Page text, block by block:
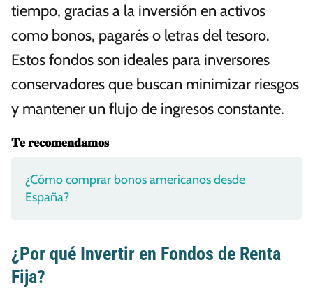
tiempo, gracias a la inversión en activos
como bonos, pagarés o letras del tesoro.
Estos fondos son ideales para inversores
conservadores que buscan minimizar riesgos
y mantener un flujo de ingresos constante.
𝐓𝐞 𝐫𝐞𝐜𝐨𝐦𝐞𝐧𝐝𝐚𝐦𝐨𝐬
¿Cómo comprar bonos americanos desde
España?
¿Por qué Invertir en Fondos de Renta
Fija?